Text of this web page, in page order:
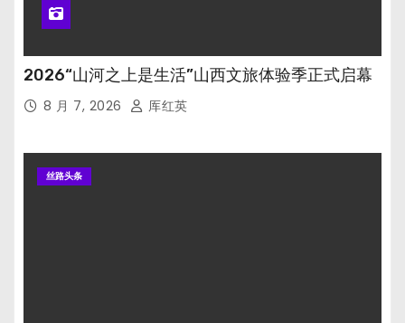
2026“山河之上是生活”山西文旅体验季正式启幕
8 月 7, 2026 厍红英
丝路头条